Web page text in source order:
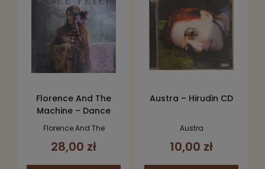
Florence And The
Machine – Dance
Fever CD (Limited
Florence And The
28,00 zł
Austra – Hirudin CD
Austra
10,00 zł